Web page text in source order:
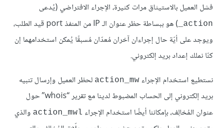
فشل العميل بالاستيثاق مرات كثيرة، الإجراء الافتراضي (يُدعى
action_
) هو ببساطة حظر عنوان الـ IP من المنفذ port قيد الطلب،
ويوجد على أيّة حال إجراءان آخران مُعدّان مُسبقًا يُمكن استخدامهما إن
كنّا نملك إعداد بريد إلكتروني.
نستطيع استخدام الإجراء action_mw لحظر العميل وإرسال تنبيه
بريد إلكتروني إلى الحساب المضبوط لدينا مع تقرير “whois” حول
عنوان المُخالِف، بإمكاننا أيضًا استخدام الإجراء action_mwl والذي